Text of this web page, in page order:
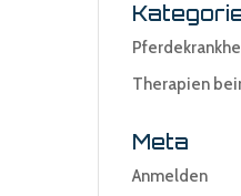
Therapien
Meta
Anmelden